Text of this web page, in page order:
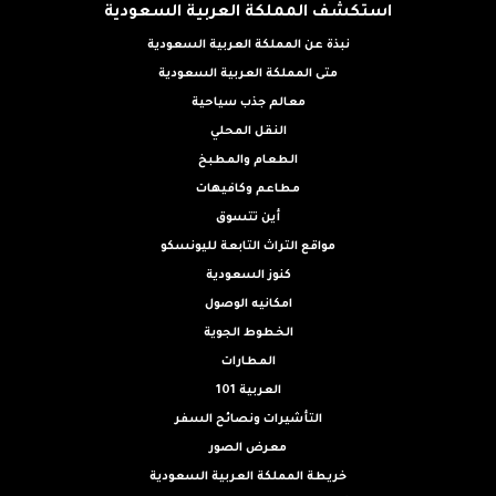
استكشف المملكة العربية السعودية
نبذة عن المملكة العربية السعودية
متى المملكة العربية السعودية
معالم جذب سياحية
النقل المحلي
الطعام والمطبخ
مطاعم وكافيهات
أين تتسوق
مواقع التراث التابعة لليونسكو
كنوز السعودية
امكانيه الوصول
الخطوط الجوية
المطارات
العربية 101
التأشيرات ونصائح السفر
معرض الصور
خريطة المملكة العربية السعودية